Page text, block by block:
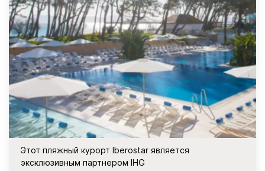
Этот пляжный курорт Iberostar является
эксклюзивным партнером IHG